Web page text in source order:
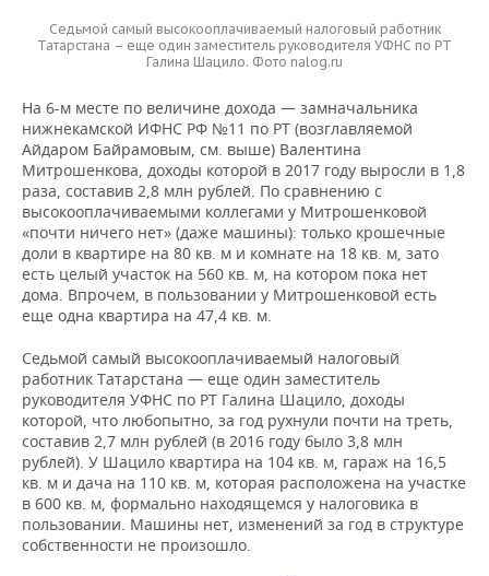
Седьмой самый высокооплачиваемый налоговый работник
Татарстана – еще один заместитель руководителя УФНС по РТ
Галина Шацило. Фото nalog.ru
На 6-м месте по величине дохода — замначальника
нижнекамской ИФНС РФ №11 по РТ (возглавляемой
Айдаром Байрамовым, см. выше) Валентина
Митрошенкова, доходы которой в 2017 году выросли в 1,8
раза, составив 2,8 млн рублей. По сравнению с
высокооплачиваемыми коллегами у Митрошенковой
«почти ничего нет» (даже машины): только крошечные
доли в квартире на 80 кв. м и комнате на 18 кв. м, зато
есть целый участок на 560 кв. м, на котором пока нет
дома. Впрочем, в пользовании у Митрошенковой есть
еще одна квартира на 47,4 кв. м.
Седьмой самый высокооплачиваемый налоговый
работник Татарстана — еще один заместитель
руководителя УФНС по РТ Галина Шацило, доходы
которой, что любопытно, за год рухнули почти на треть,
составив 2,7 млн рублей (в 2016 году было 3,8 млн
рублей). У Шацило квартира на 104 кв. м, гараж на 16,5
кв. м и дача на 110 кв. м, которая расположена на участке
в 600 кв. м, формально находящемся у налоговика в
пользовании. Машины нет, изменений за год в структуре
собственности не произошло.